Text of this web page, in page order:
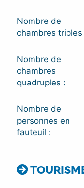
Nombre de
chambres triples
Nombre de
chambres
quadruples :
Nombre de
personnes en
fauteuil :